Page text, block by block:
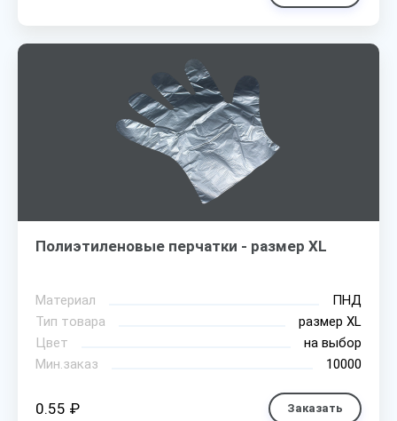
Полиэтиленовые перчатки - размер XL
Материал
ПНД
Тип товара
размер XL
Цвет
на выбор
Мин.заказ
10000
0.55 ₽ Заказать